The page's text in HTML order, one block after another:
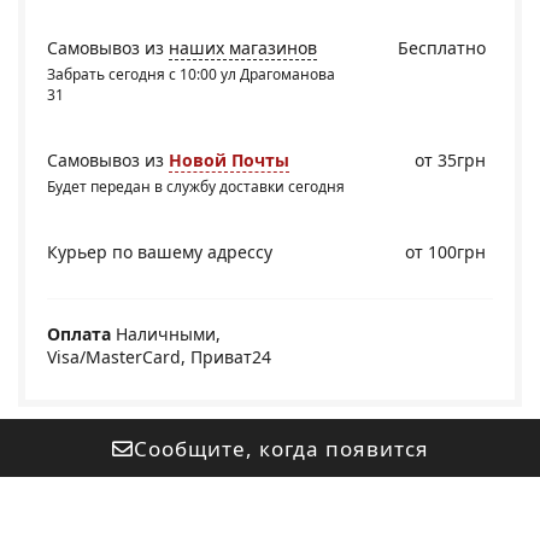
Бесплатно
Самовывоз из наших магазинов
Забрать сегодня с 10:00 ул Драгоманова
31
Самовывоз из Новой Почты
Будет передан в службу доставки сегодня
от 35грн
Курьер по вашему адрессу от 100грн
Оплата Наличными,
Visa/MasterCard, Приват24
Сообщите, когда появится